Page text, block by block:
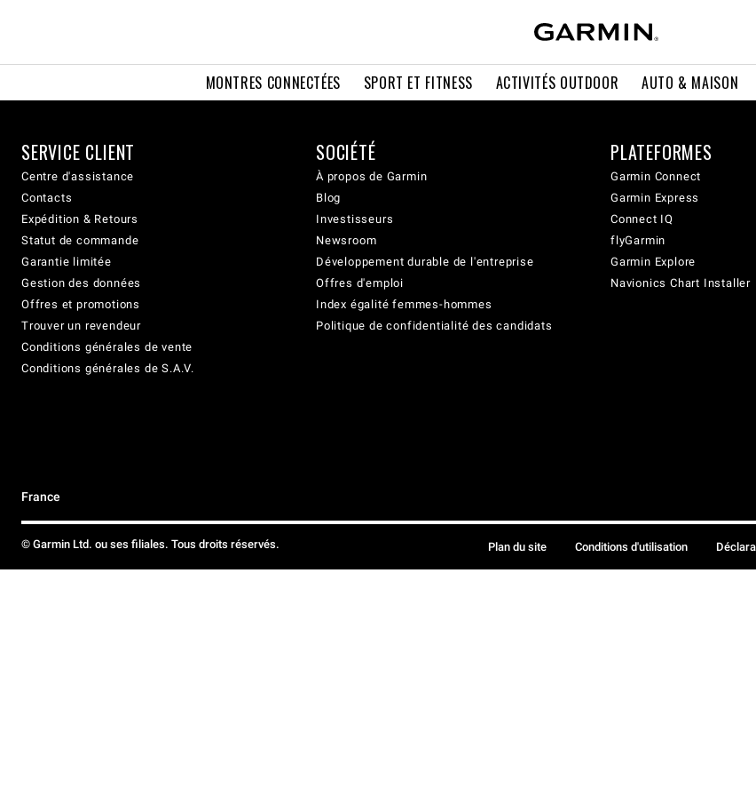
MONTRES CONNECTÉES SPORT ET FITNESS ACTIVITÉS OUTDOOR AUTO & MAISON
SERVICE CLIENT
Centre d'assistance
Contacts
Expédition & Retours
Statut de commande
Garantie limitée
Gestion des données
Offres et promotions
Trouver un revendeur
Conditions générales de vente
Conditions générales de S.A.V.
SOCIÉTÉ
À propos de Garmin
Blog
Investisseurs
Newsroom
Développement durable de l'entreprise
Offres d'emploi
Index égalité femmes-hommes
Politique de confidentialité des candidats
PLATEFORMES
Garmin Connect
Garmin Express
Connect IQ
flyGarmin
Garmin Explore
Navionics Chart Installer
France
© Garmin Ltd. ou ses filiales. Tous droits réservés. Plan du site Conditions d'utilisation